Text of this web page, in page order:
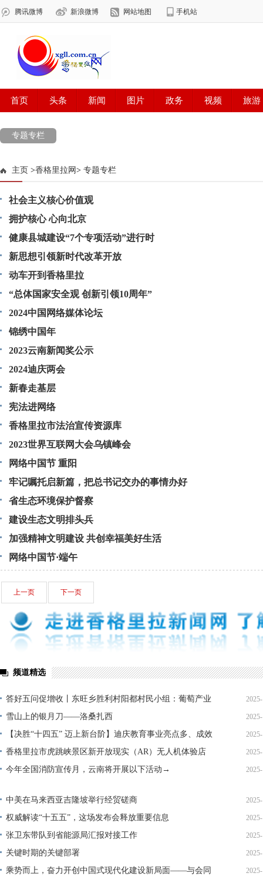
专题专栏
主页 >香格里拉网 > 专题专栏
社会主义核心价值观
拥护核心 心向北京
健康县城建设“7个专项活动”进行时
新思想引领新时代改革开放
动车开到香格里拉
“总体国家安全观 创新引领10周年”
2024中国网络媒体论坛
锦绣中国年
2023云南新闻奖公示
2024迪庆两会
新春走基层
宪法进网络
香格里拉市法治宣传资源库
2023世界互联网大会乌镇峰会
网络中国节 重阳
牢记嘱托启新篇，把总书记交办的事情办好
省生态环境保护督察
建设生态文明排头兵
加强精神文明建设 共创幸福美好生活
网络中国节·端午
上一页 下一页
频道精选
答好五问促增收丨东旺乡胜利村阳都村民小组：葡萄产业
铺就“甜蜜”增收路
雪山上的银月刀——洛桑扎西
【决胜“十四五” 迈上新台阶】迪庆教育事业亮点多、成效
显——培根铸魂育桃李
香格里拉市虎跳峡景区新开放现实（AR）无人机体验店
今年全国消防宣传月，云南将开展以下活动→
中美在马来西亚吉隆坡举行经贸磋商
权威解读“十五五”，这场发布会释放重要信息
张卫东带队到省能源局汇报对接工作
关键时期的关键部署
乘势而上，奋力开创中国式现代化建设新局面——与会同